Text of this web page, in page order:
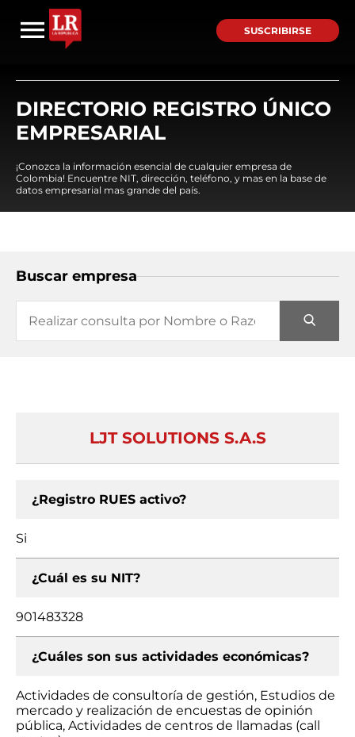
SUSCRIBIRSE
DIRECTORIO REGISTRO ÚNICO
EMPRESARIAL
¡Conozca la información esencial de cualquier empresa de
Colombia! Encuentre NIT, dirección, teléfono, y mas en la base de
datos empresarial mas grande del país.
Buscar empresa
LJT SOLUTIONS S.A.S
¿Registro RUES activo?
Si
¿Cuál es su NIT?
901483328
¿Cuáles son sus actividades económicas?
Actividades de consultoría de gestión, Estudios de
mercado y realización de encuestas de opinión
pública, Actividades de centros de llamadas (call